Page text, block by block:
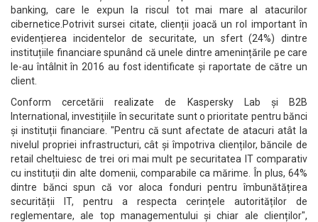
banking, care le expun la riscul tot mai mare al atacurilor
cibernetice.Potrivit sursei citate, clienții joacă un rol important în
evidențierea incidentelor de securitate, un sfert (24%) dintre
instituțiile financiare spunând că unele dintre amenințările pe care
le-au întâlnit în 2016 au fost identificate și raportate de către un
client.
Conform cercetării realizate de Kaspersky Lab și B2B
International, investițiile în securitate sunt o prioritate pentru bănci
și instituții financiare. "Pentru că sunt afectate de atacuri atât la
nivelul propriei infrastructuri, cât și împotriva clienților, băncile de
retail cheltuiesc de trei ori mai mult pe securitatea IT comparativ
cu instituții din alte domenii, comparabile ca mărime. În plus, 64%
dintre bănci spun că vor aloca fonduri pentru îmbunătățirea
securității IT, pentru a respecta cerințele autorităților de
reglementare, ale top managementului și chiar ale clienților",